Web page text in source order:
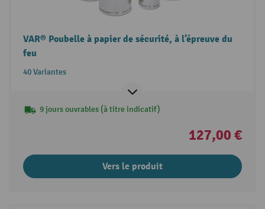
VAR® Poubelle à papier de sécurité, à l’épreuve du
feu
40 Variantes
9 jours ouvrables (à titre indicatif)
127,00 €
Vers le produit